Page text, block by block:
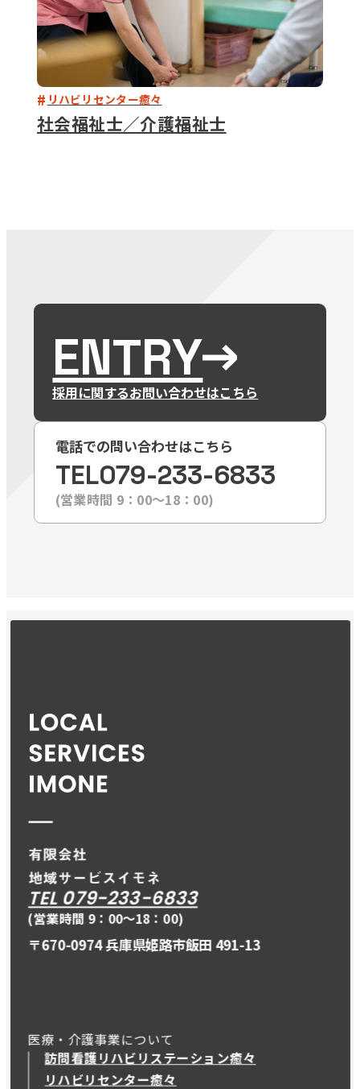
リハビリセンター癒々
社会福祉士／介護福祉士
ENTRY
採用に関するお問い合わせはこちら
電話での問い合わせはこちら
TEL079-233-6833
(営業時間 9：00〜18：00)
TEL 079-233-6833
(営業時間 9：00〜18：00)
〒670-0974 兵庫県姫路市飯田 491-13
医療・介護事業について
訪問看護リハビリステーション癒々
リハビリセンター癒々